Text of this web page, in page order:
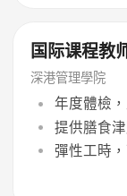
国际课程教
深港管理學院
年度體檢
提供膳食
彈性工時